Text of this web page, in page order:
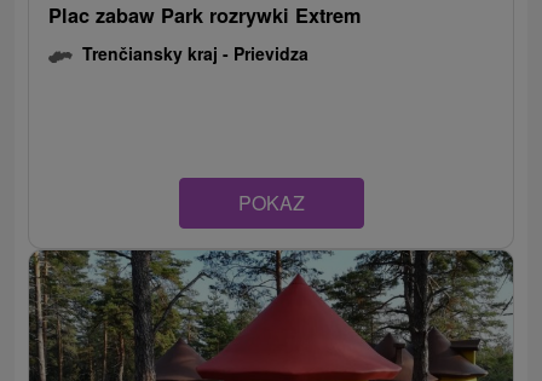
Plac zabaw Park rozrywki Extrem
Trenčiansky kraj - Prievidza
POKAZ